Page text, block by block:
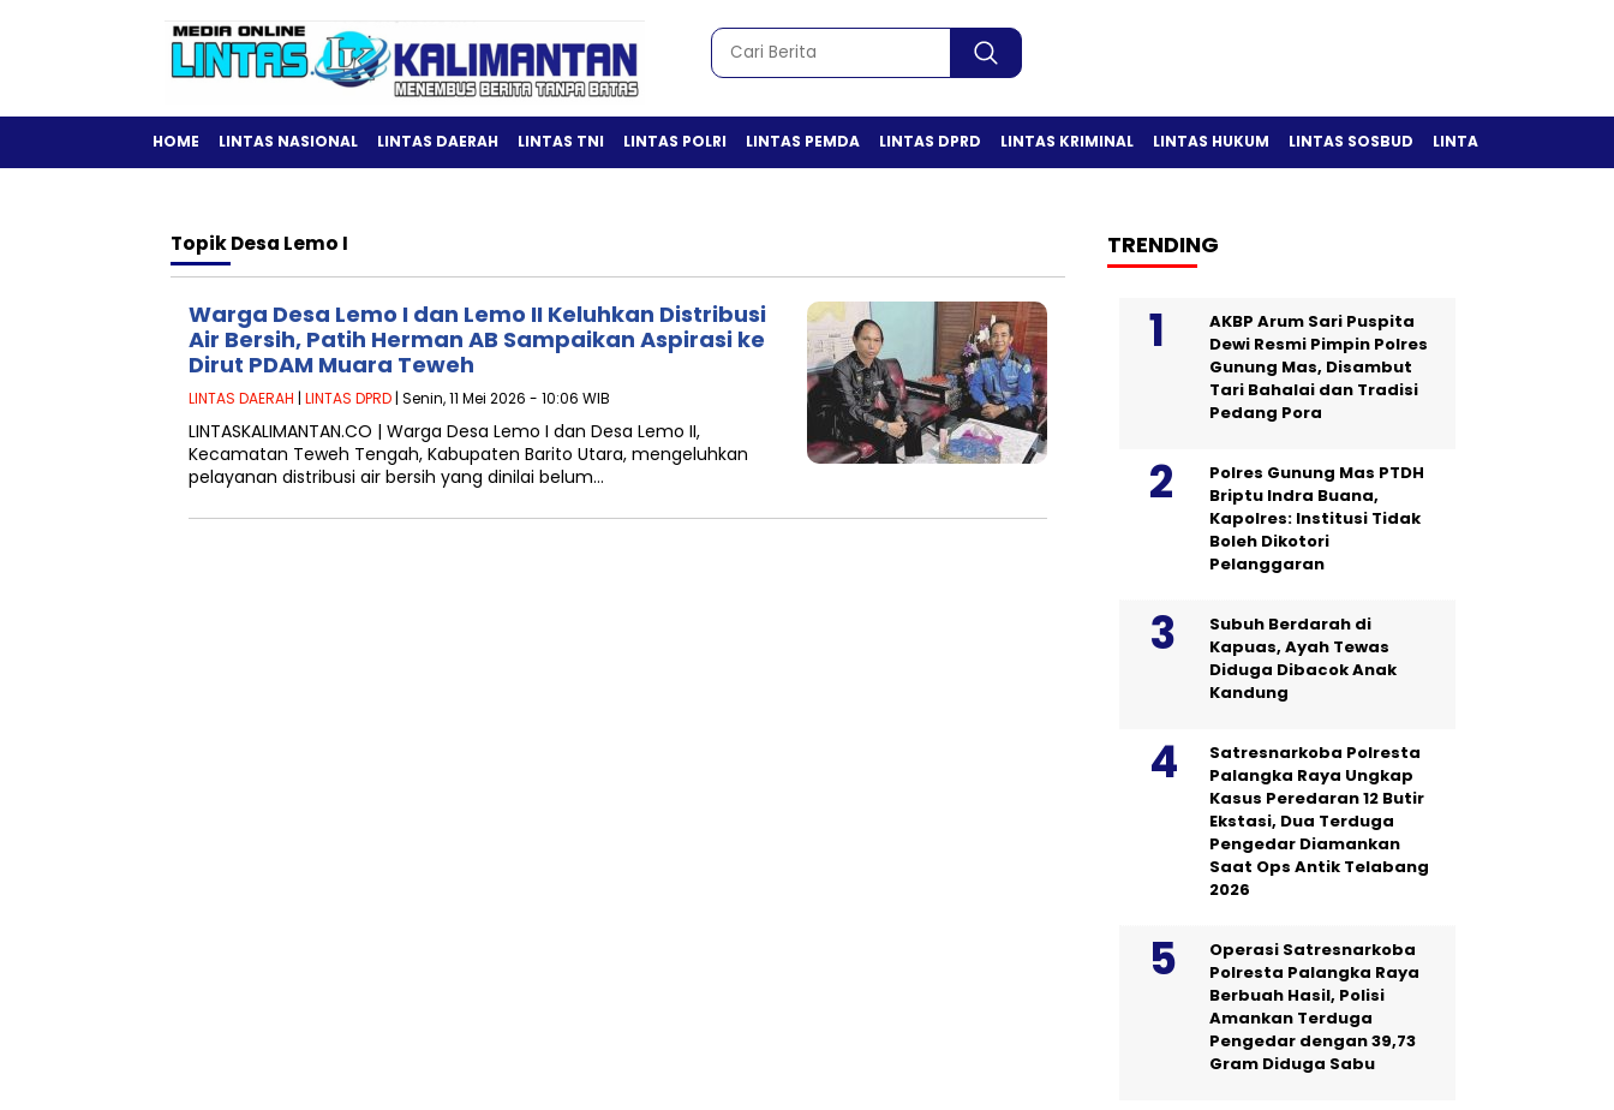
HOME LINTAS NASIONAL LINTAS DAERAH LINTAS TNI LINTAS POLRI LINTAS PEMDA LINTAS DPRD LINTAS KRIMINAL LINTAS HUKUM LINTAS SOSBUD LINTAS OLAH RAGA
TopikDesa Lemo I
Warga Desa Lemo I dan Lemo II Keluhkan Distribusi
Air Bersih, Patih Herman AB Sampaikan Aspirasi ke
Dirut PDAM Muara Teweh
LINTAS DAERAH | LINTAS DPRD | Senin, 11 Mei 2026 - 10:06 WIB
LINTASKALIMANTAN.CO | Warga Desa Lemo I dan Desa Lemo II,
Kecamatan Teweh Tengah, Kabupaten Barito Utara, mengeluhkan
pelayanan distribusi air bersih yang dinilai belum…
TRENDING
AKBP Arum Sari Puspita
Dewi Resmi Pimpin Polres
Gunung Mas, Disambut
Tari Bahalai dan Tradisi
Pedang Pora
Polres Gunung Mas PTDH
Briptu Indra Buana,
Kapolres: Institusi Tidak
Boleh Dikotori
Pelanggaran
Subuh Berdarah di
Kapuas, Ayah Tewas
Diduga Dibacok Anak
Kandung
Satresnarkoba Polresta
Palangka Raya Ungkap
Kasus Peredaran 12 Butir
Ekstasi, Dua Terduga
Pengedar Diamankan
Saat Ops Antik Telabang
2026
Operasi Satresnarkoba
Polresta Palangka Raya
Berbuah Hasil, Polisi
Amankan Terduga
Pengedar dengan 39,73
Gram Diduga Sabu